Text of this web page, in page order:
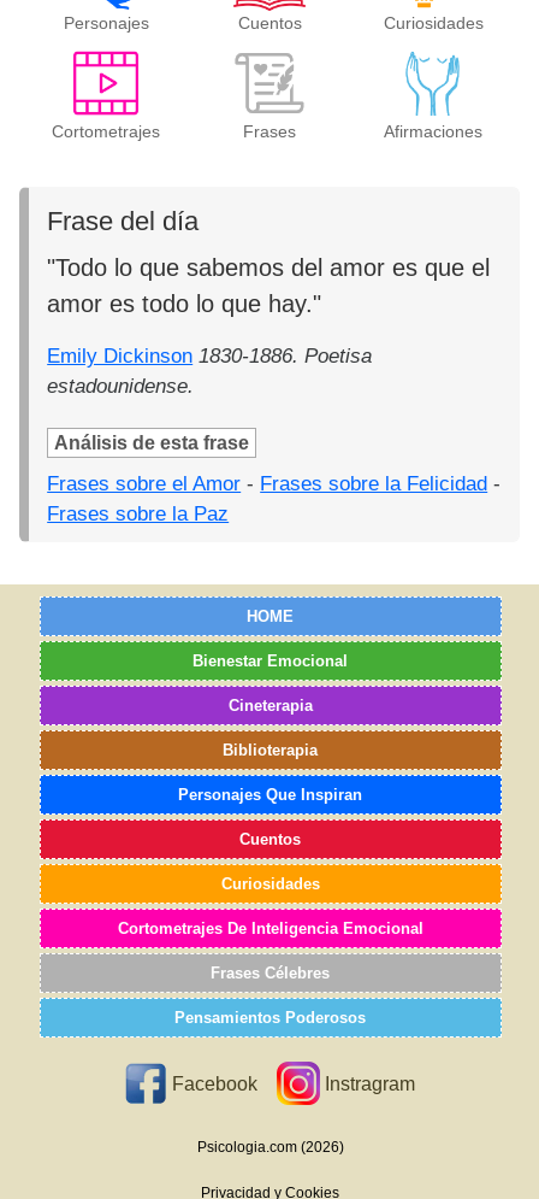
Personajes Cuentos Curiosidades
Cortometrajes Frases Afirmaciones
Frase del día
"Todo lo que sabemos del amor es que el
amor es todo lo que hay."
Emily Dickinson 1830-1886. Poetisa
estadounidense.
Análisis de esta frase
Frases sobre el Amor - Frases sobre la Felicidad -
Frases sobre la Paz
HOME
Bienestar Emocional
Cineterapia
Biblioterapia
Personajes Que Inspiran
Cuentos
Curiosidades
Cortometrajes De Inteligencia Emocional
Frases Célebres
Pensamientos Poderosos
Facebook Instragram
Psicologia.com (2026)
Privacidad y Cookies